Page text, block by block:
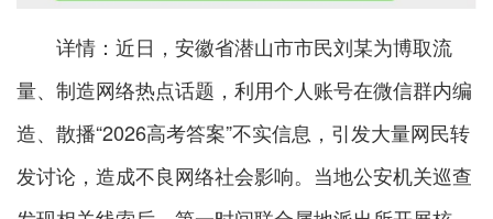
详情：近日，安徽省潜山市市民刘某为博取流
量、制造网络热点话题，利用个人账号在微信群内编
造、散播“2026高考答案”不实信息，引发大量网民转
发讨论，造成不良网络社会影响。当地公安机关巡查